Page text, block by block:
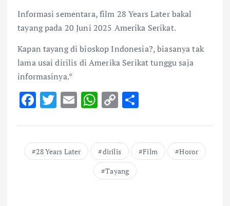
Informasi sementara, film 28 Years Later bakal
tayang pada 20 Juni 2025 Amerika Serikat.
Kapan tayang di bioskop Indonesia?, biasanya tak
lama usai dirilis di Amerika Serikat tunggu saja
informasinya.*
F
e
b
o
T
it
te
r
E
ai
l
W
at
s
A
p
C
p
y
Li
n
ar
e
28 Years Later dirilis Film
Horor
Tayang